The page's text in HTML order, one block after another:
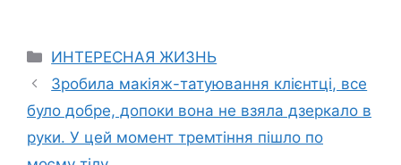
Categories
ИНТЕРЕСНАЯ ЖИЗНЬ
Зробила макіяж-татуювання клієнтці, все
було добре, допоки вона не взяла дзеркало в
руки. У цей момент тремтіння пішло по